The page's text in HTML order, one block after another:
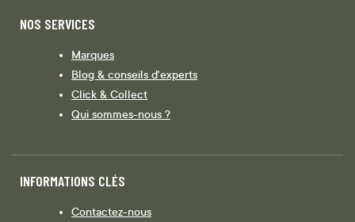
NOS SERVICES
Marques
Blog & conseils d'experts
Click & Collect
Qui sommes-nous ?
INFORMATIONS CLÉS
Contactez-nous